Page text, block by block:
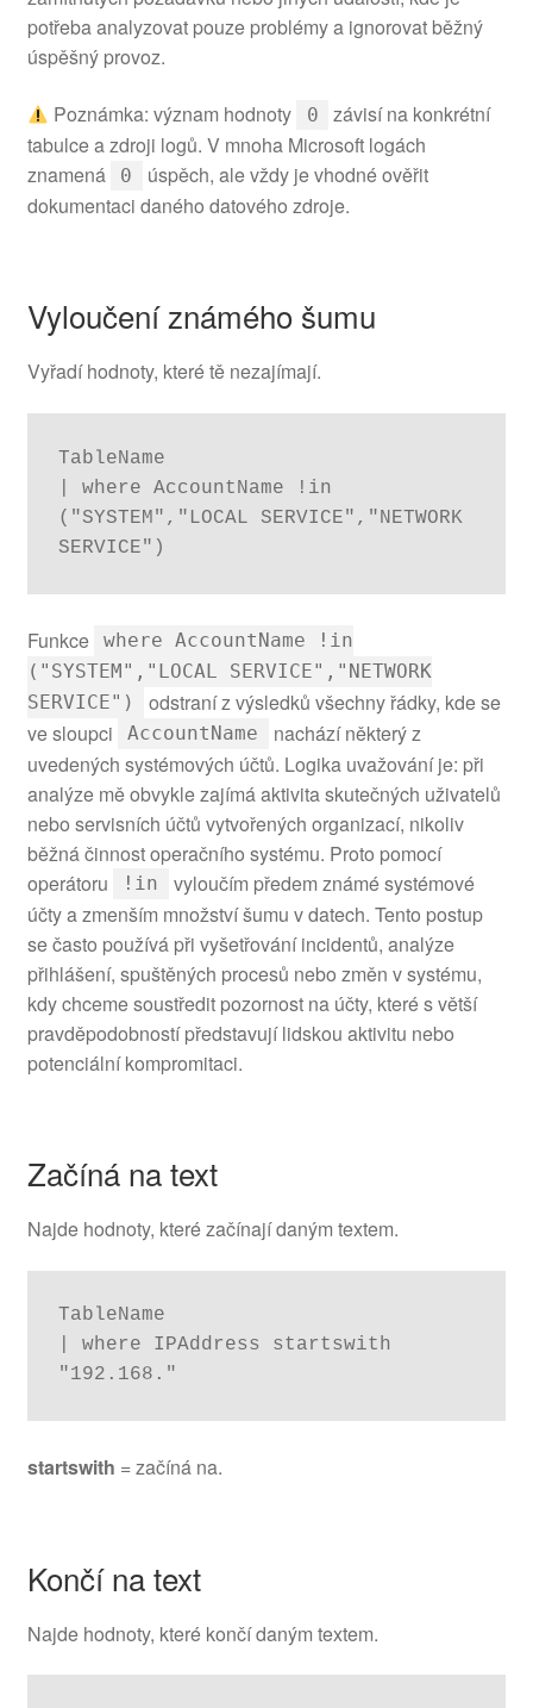
potřeba analyzovat pouze problémy a ignorovat běžný
úspěšný provoz.
Poznámka: význam hodnoty 0
závisí na konkrétní
tabulce a zdroji logů. V mnoha Microsoft logách
znamená
0
úspěch, ale vždy je vhodné ověřit
dokumentaci daného datového zdroje.
Vyloučení známého šumu
Vyřadí hodnoty, které tě nezajímají.
TableName
| where AccountName !in
("SYSTEM","LOCAL SERVICE","NETWORK
SERVICE")
Funkce
where AccountName !in
("SYSTEM","LOCAL SERVICE","NETWORK
SERVICE")
odstraní z výsledků všechny řádky, kde se
ve sloupci
AccountName
nachází některý z
uvedených systémových účtů. Logika uvažování je: při
analýze mě obvykle zajímá aktivita skutečných uživatelů
nebo servisních účtů vytvořených organizací, nikoliv
běžná činnost operačního systému. Proto pomocí
operátoru
!in
vyloučím předem známé systémové
účty a zmenším množství šumu v datech. Tento postup
se často používá při vyšetřování incidentů, analýze
přihlášení, spuštěných procesů nebo změn v systému,
kdy chceme soustředit pozornost na účty, které s větší
pravděpodobností představují lidskou aktivitu nebo
potenciální kompromitaci.
Začíná na text
Najde hodnoty, které začínají daným textem.
TableName
| where IPAddress startswith
"192.168."
startswith = začíná na.
Končí na text
Najde hodnoty, které končí daným textem.